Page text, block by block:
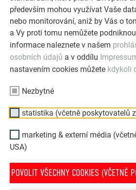
především mohou využívat Vaše
nebo monitorování, aniž by Vás o
a Vy proti tomu nemůžete
informace naleznete v našem
osobních údajů a v oddílu
nastavením cookies můžete kdykoli
Nezbytné
statistika (včetně poskytovatelů
marketing & externí média
USA)
POVOLIT VŠECHNY COOKIES (VČETNĚ
PREFA konfigurátor střechy & fasády